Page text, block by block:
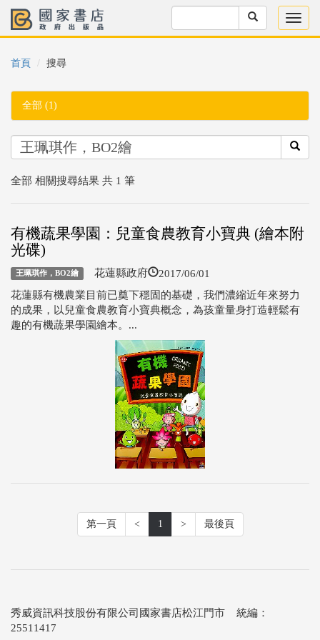
首頁 搜尋
全部 (1)
全部 相關搜尋結果 共 1 筆
有機蔬果學園：兒童食農教育小寶典 (繪本附
光碟)
王珮琪作，BO2繪 花蓮縣政府 2017/06/01
花蓮縣有機農業目前已奠下穩固的基礎，我們濃縮近年來努力
的成果，以兒童食農教育小寶典概念，為孩童量身打造輕鬆有
趣的有機蔬果學園繪本。...
第一頁 < 1 > 最後頁
秀威資訊科技股份有限公司國家書店松江門市 統編：
25511417